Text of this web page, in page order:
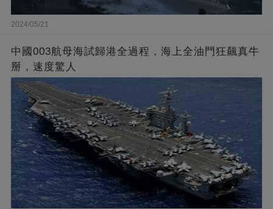
2024/05/21
中國003航母海試歸港全過程，海上全油門狂飆真牛
掰，速度驚人